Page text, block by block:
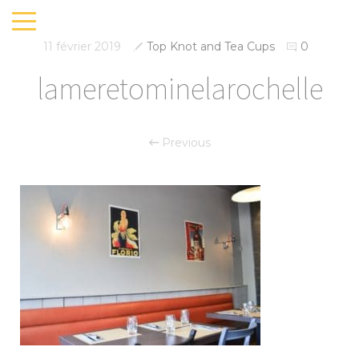
11 février 2019 Top Knot and Tea Cups 0
lameretominelarochelle
Previous